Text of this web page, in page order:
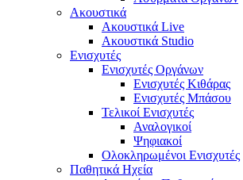
Ακουστικά
Ακουστικά Live
Ακουστικά Studio
Ενισχυτές
Ενισχυτές Οργάνων
Ενισχυτές Κιθάρας
Ενισχυτές Μπάσου
Τελικοί Ενισχυτές
Αναλογικοί
Ψηφιακοί
Ολοκληρωμένοι Ενισχυτές
Παθητικά Ηχεία